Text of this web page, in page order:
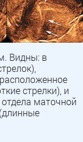
Видны: в
стрелки), и
маточной